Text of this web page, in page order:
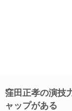
窪田正孝の演技
ャップがある